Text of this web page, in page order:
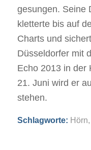
gesungen. Seine
kletterte bis auf
Charts und
Düsseldorfer mit
Echo 2013 in der
21. Juni wird er
stehen.
Schlagworte: Hörn,